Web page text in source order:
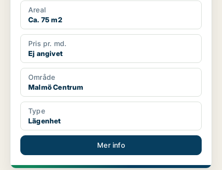
Areal
Ca. 75 m2
Pris pr. md.
Ej angivet
Område
Malmö Centrum
Type
Lägenhet
Mer info